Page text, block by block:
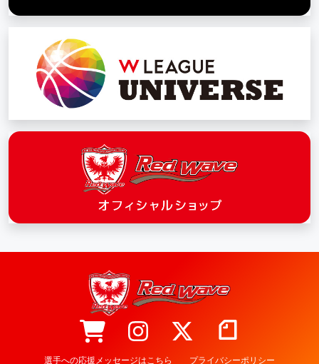
選手への応援メッセージはこちら プライバシーポリシー